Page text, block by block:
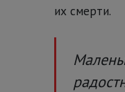
их смерти.